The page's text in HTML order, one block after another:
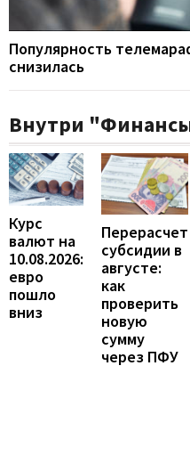
Популярность
снизилась
Внутри
Курс
валют на
10.08.2026:
евро
пошло
вниз
Перерасчет
субсидии в
августе:
как
проверить
новую
сумму
через ПФУ